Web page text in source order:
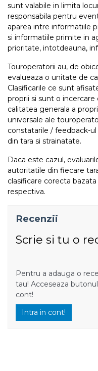
sunt valabile in limita
responsabila pentru
aparea intre informatiile
si informatiile primite in
prioritate, intotdeauna,
Touroperatorii au, de
evalueaza o unitate de
Clasificarile ce sunt
proprii si sunt o
calitatea generala a
universale ale
constatarile / feedback-
din tara si strainatate.
Daca este cazul,
autoritatile din fiecare
clasificare corecta
respectiva.
Recenzii
Scrie si tu o
Pentru a adauga o
tau! Acceseaza
cont!
Intra in cont!